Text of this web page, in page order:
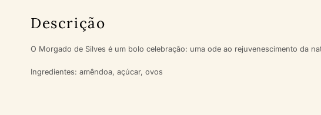
Descrição
O Morgado de Silves é um bolo celebração: uma ode ao rejuvenescimento da
Ingredientes: amêndoa, açúcar, ovos